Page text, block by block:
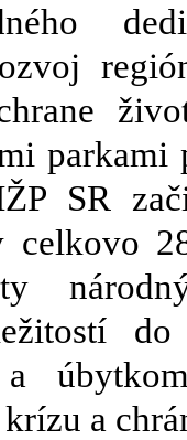
parkami
SR
celkovo
a
a